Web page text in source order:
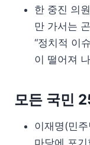
한 중진 의
만 가서는
“정치적 이
이 떨어져
모든 국민
이재명(민